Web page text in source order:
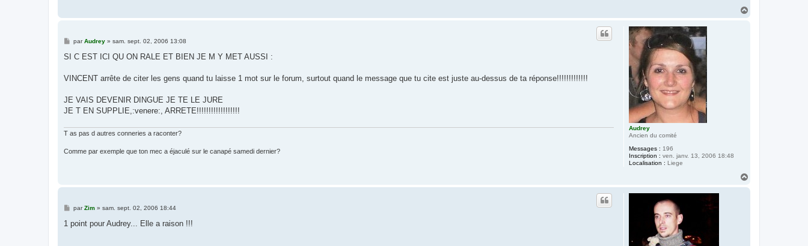
Audrey
Ancien du comité
Messages : 196
Inscription : ven. janv. 13, 2006 18:48
Localisation : Liege
M
s
g
parAudrey» sam. sept. 02, 2006 13:08
SI C EST ICI QU ON RALE ET BIEN JE M Y MET AUSSI :
VINCENT arrête de citer les gens quand tu laisse 1 mot sur le forum, surtout quand le message que tu cite est juste au-dessus de ta réponse!!!!!!!!!!!!!
JE VAIS DEVENIR DINGUE JE TE LE JURE
JE T EN SUPPLIE,:venere:, ARRETE!!!!!!!!!!!!!!!!!!
T as pas d autres conneries a raconter?
Comme par exemple que ton mec a éjaculé sur le canapé samedi dernier?
M
s
s
parZim» sam. sept. 02, 2006 18:44
1 point pour Audrey... Elle a raison !!!